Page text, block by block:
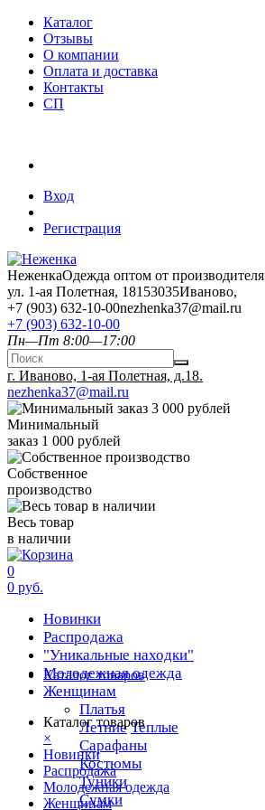
Каталог
Отзывы
О компании
Оплата и доставка
Контакты
СП
Вход
Регистрация
НеженкаОдежда оптом от производителя
ул. 1-ая Полетная, 18153035Иваново,
+7 (903) 632-10-00nezhenka37@mail.ru
+7 (903) 632-10-00
Пн—Пт 8:00—17:00
г. Иваново, 1-ая Полетная, д.18.
nezhenka37@mail.ru
Минимальный
заказ 1 000 рублей
Собственное
производство
Весь товар
в наличии
0
0 руб.
Новинки
Распродажа
"Уникальные находки"
Молодежная одежда
Женщинам
Платья
Летние Теплые
Сарафаны
Костюмы
Туники
Сумки
Каталог товаров
Каталог товаров
×
Новинки
Распродажа
Молодежная одежда
Женщинам